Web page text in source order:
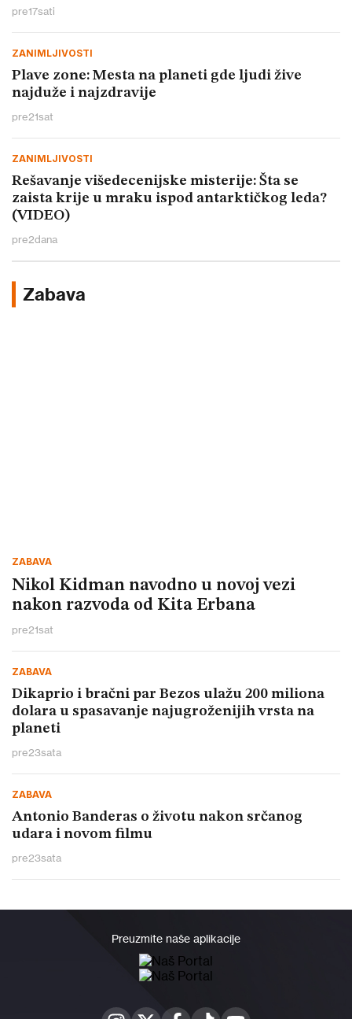
pre17sati
ZANIMLJIVOSTI
Plave zone: Mesta na planeti gde ljudi žive
najduže i najzdravije
pre21sat
ZANIMLJIVOSTI
Rešavanje višedecenijske misterije: Šta se
zaista krije u mraku ispod antarktičkog leda?
(VIDEO)
pre2dana
Zabava
ZABAVA
Nikol Kidman navodno u novoj vezi
nakon razvoda od Kita Erbana
pre21sat
ZABAVA
Dikaprio i bračni par Bezos ulažu 200 miliona
dolara u spasavanje najugroženijih vrsta na
planeti
pre23sata
ZABAVA
Antonio Banderas o životu nakon srčanog
udara i novom filmu
pre23sata
Preuzmite naše aplikacije